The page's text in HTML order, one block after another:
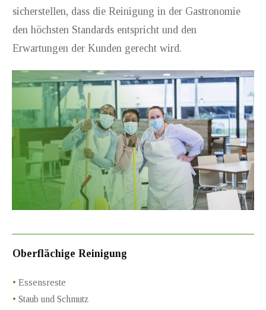
sicherstellen, dass die Reinigung in der Gastronomie
den höchsten Standards entspricht und den
Erwartungen der Kunden gerecht wird.
Oberflächige Reinigung
• Essensreste
• Staub und Schmutz